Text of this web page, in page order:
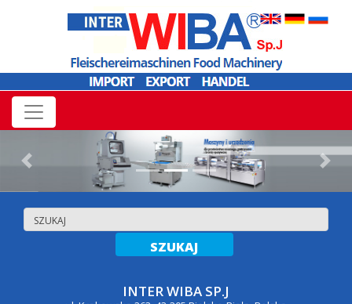
Previous
INTER WIBA SP.J